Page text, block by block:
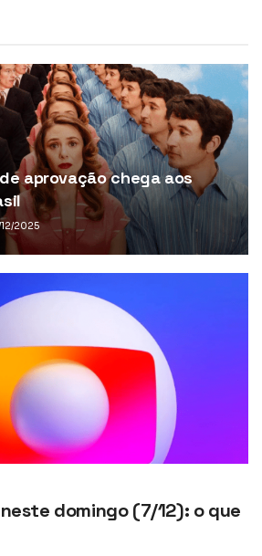
de aprovação chega aos
2025
neste domingo (7/12): o que